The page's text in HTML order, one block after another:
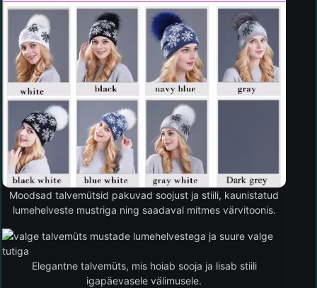
Moodsad talvemütsid pakuvad soojust ja stiili, kaunistatud
lumehelveste mustriga ning saadaval mitmes värvitoonis.
Elegantne talvemüts, mis hoiab sooja ja lisab stiili
igapäevasele välimusele.